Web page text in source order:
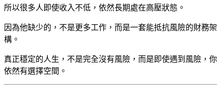
所以很多人即使收入不低，依然長期處在高壓狀態。
因為他缺少的，不是更多工作，而是一套能抵抗風險的財務架
構。
真正穩定的人生，不是完全沒有風險，而是即使遇到風險，你
依然有選擇空間。